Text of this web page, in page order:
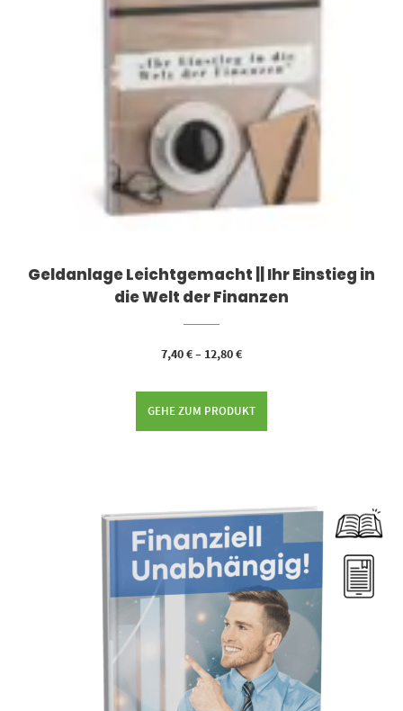
Geldanlage Leichtgemacht || Ihr Einstieg in
die Welt der Finanzen
7,40€– 12,80€
GEHE ZUM PRODUKT